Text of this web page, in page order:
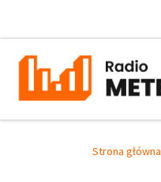
Strona główna